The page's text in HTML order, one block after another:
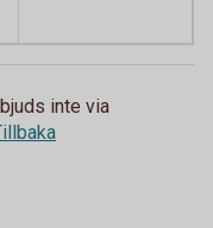
inte via